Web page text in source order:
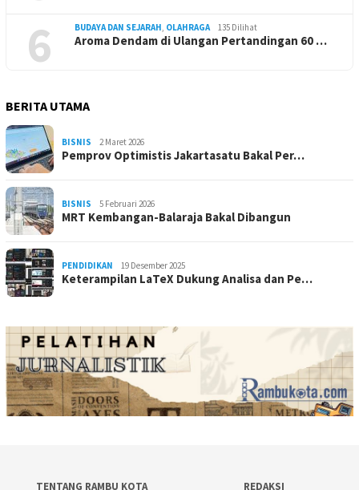
6 BUDAYA DAN SEJARAH, OLAHRAGA 135 Dilihat
Aroma Dendam di Ulangan Pertandingan 60 …
BERITA UTAMA
BISNIS 2 Maret 2026
Pemprov Optimistis Jakartasatu Bakal Per…
BISNIS 5 Februari 2026
MRT Kembangan-Balaraja Bakal Dibangun
PENDIDIKAN 19 Desember 2025
Keterampilan LaTeX Dukung Analisa dan Pe…
TENTANG RAMBU KOTA REDAKSI